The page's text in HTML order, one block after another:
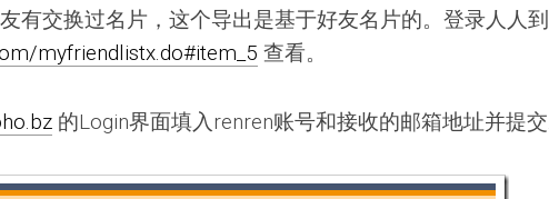
有交换过名片，这个导出是基于好友名片的。登录人人到
myfriendlistx.do#item_5 查看。
的Login界面填入renren账号和接收的邮箱地址并提交.